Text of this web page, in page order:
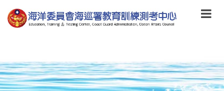
到
主
要
to
main
content